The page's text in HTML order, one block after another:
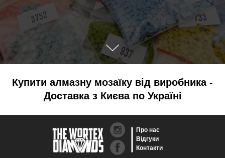
Купити алмазну мозаїку від виробника -
Доставка з Києва по Україні
Про нас
Відгуки
Контакти